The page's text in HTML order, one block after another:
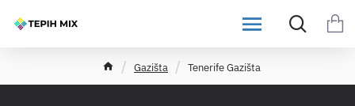
o
Gazišta Tenerife Gazišta